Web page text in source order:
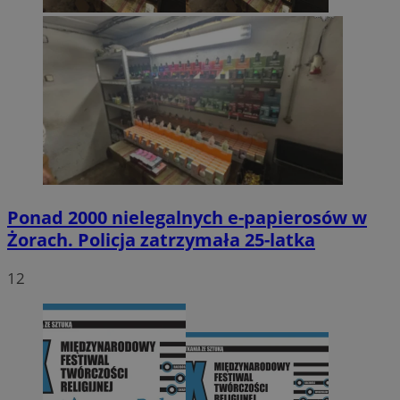
Ponad 2000 nielegalnych e-papierosów w
Żorach. Policja zatrzymała 25-latka
12